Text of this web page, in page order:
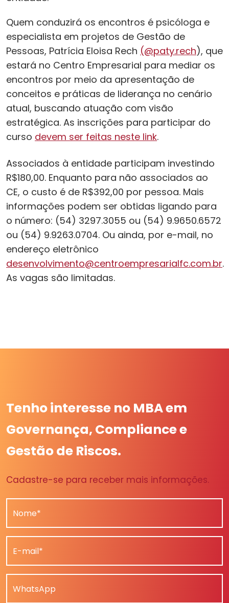
Quem conduzirá os encontros é psicóloga e
especialista em projetos de Gestão de
Pessoas, Patrícia Eloisa Rech (@paty.rech), que
estará no Centro Empresarial para mediar os
encontros por meio da apresentação de
conceitos e práticas de liderança no cenário
atual, buscando atuação com visão
estratégica. As inscrições para participar do
curso devem ser feitas neste link.
Associados à entidade participam investindo
R$180,00. Enquanto para não associados ao
CE, o custo é de R$392,00 por pessoa. Mais
informações podem ser obtidas ligando para
o número: (54) 3297.3055 ou (54) 9.9650.6572
ou (54) 9.9263.0704. Ou ainda, por e-mail, no
endereço eletrônico
desenvolvimento@centroempresarialfc.com.br.
As vagas são limitadas.
Tenho interesse no MBA em
Governança, Compliance e
Gestão de Riscos.
Cadastre-se para receber mais informações.
Nome*
E-mail*
WhatsApp